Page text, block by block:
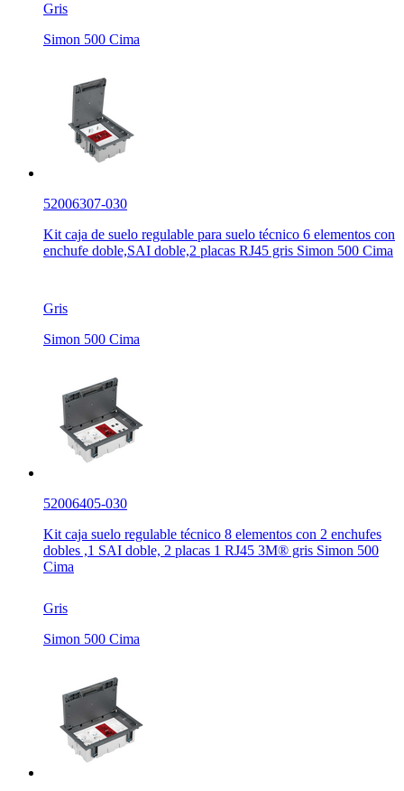
Gris
Simon 500 Cima
52006307-030
Kit caja de suelo regulable para suelo técnico 6 elementos con
enchufe doble,SAI doble,2 placas RJ45 gris Simon 500 Cima
Gris
Simon 500 Cima
52006405-030
Kit caja suelo regulable técnico 8 elementos con 2 enchufes
dobles ,1 SAI doble, 2 placas 1 RJ45 3M® gris Simon 500
Cima
Gris
Simon 500 Cima